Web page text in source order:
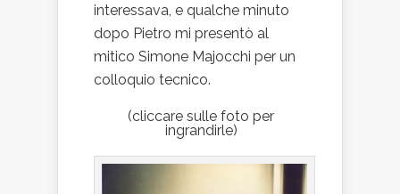
interessava, e qualche minuto
dopo Pietro mi presentò al
mitico Simone Majocchi per un
colloquio tecnico.
(cliccare sulle foto per
ingrandirle)